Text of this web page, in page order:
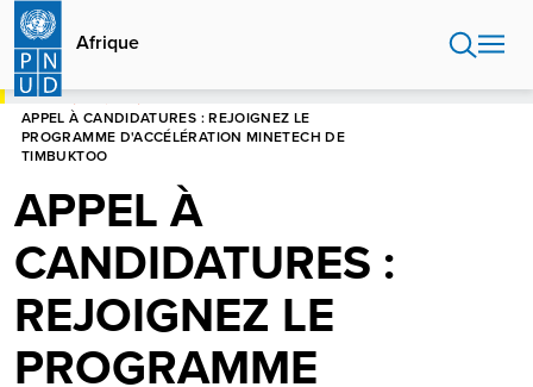
Aller
contenu
principal
Afrique
HOME
APPEL À CANDIDATURES : REJOIGNEZ LE
PROGRAMME D'ACCÉLÉRATION MINETECH DE
TIMBUKTOO
APPEL À
CANDIDATURES :
REJOIGNEZ LE
PROGRAMME